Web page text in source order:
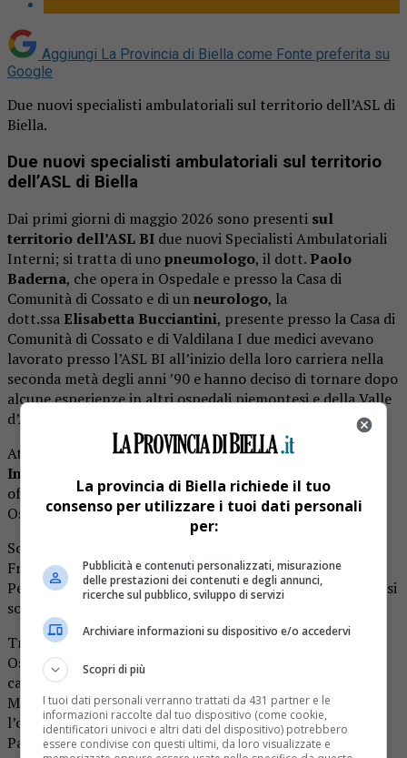
Aggiungi La Provincia di Biella come Fonte preferita su
Google
Due nuovi specialisti ambulatoriali sul territorio dell’ASL di
Biella.
Due nuovi specialisti ambulatoriali sul territorio
dell’ASL di Biella
Dai primi giorni di maggio 2026 sono presenti sul
territorio dell’ASL BI due nuovi Specialisti Ambulatoriali
Interni; si tratta di unopneumologo, il dott. Paolo
Baderna, che opera in Ospedale e presso la Casa di
Comunità di Cossato e di unneurologo, la
dott.ssa Elisabetta Bucciantini, presente presso la Casa di
Comunità di Cossato e di Valdilana I due medici avevano
lavorato presso l’ASL BI all’inizio della loro carriera nella
seconda metà degli anni ’90 e hanno deciso di tornare dopo
alcune esperienze in altri ospedali piemontesi e della Valle
d’Aosta.
Attualmente
sono 21 gli Specialisti Ambulatoriali
Interni in forza all’Azienda Sanitaria biellese
offrono prestazioni per oltre 420 ore a settimana
Ospedale e nelle sedi territoriali.
Sono presenti in ospedale 7 odontoiatri, Enrico Crestani,
Franco Fogliano, Paolo Lesca, Davide Cavagnetto, Marta
Petri, Emanuele Coda e Luigi Montella, di cui quattro di essi
sono presenti anche sul territorio.
Tra gli Specialisti Ambulatoriali Interni che operano in
Ospedale ci sono l’allergologa Luisa Bommarito, la
cardiologa Francesca Mirabelli, la nefrologa Veronica
Morellini, l’oculista Annita Fiorentino,
l’otorinolaringoiatra Maddalena Manzoni, lo pneumologo
Paolo Baderna, la reumatologa Valentina Fornero.
La provincia di Biella richiede il tuo
consenso per utilizzare i tuoi dati personali
per:
Pubblicità e contenuti personalizzati, misurazione
delle prestazioni dei contenuti e degli annunci,
ricerche sul pubblico, sviluppo di servizi
Archiviare informazioni su dispositivo e/o accedervi
Scopri di più
I tuoi dati personali verranno trattati da 431 partner e le
informazioni raccolte dal tuo dispositivo (come cookie,
identificatori univoci e altri dati del dispositivo) potrebbero
essere condivise con questi ultimi, da loro visualizzate e